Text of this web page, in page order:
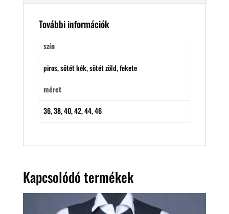
További információk
szín
piros, sötét kék, sötét zöld, fekete
méret
36, 38, 40, 42, 44, 46
Kapcsolódó termékek